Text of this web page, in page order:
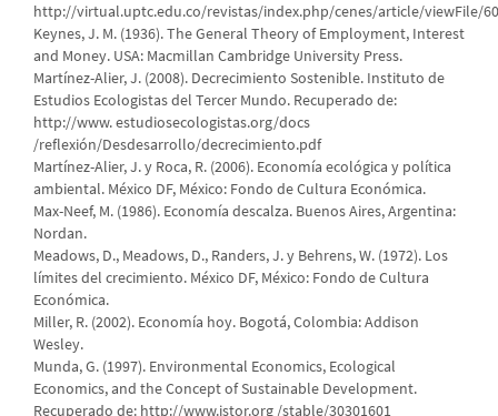
http://virtual.uptc.edu.co/revistas/index.php/cenes/article/viewFile/
Keynes, J. M. (1936). The General Theory of Employment, Interest
and Money. USA: Macmillan Cambridge University Press.
Martínez-Alier, J. (2008). Decrecimiento Sostenible. Instituto de
Estudios Ecologistas del Tercer Mundo. Recuperado de:
http://www. estudiosecologistas.org/docs
/reflexión/Desdesarrollo/decrecimiento.pdf
Martínez-Alier, J. y Roca, R. (2006). Economía ecológica y política
ambiental. México DF, México: Fondo de Cultura Económica.
Max-Neef, M. (1986). Economía descalza. Buenos Aires, Argentina:
Nordan.
Meadows, D., Meadows, D., Randers, J. y Behrens, W. (1972). Los
límites del crecimiento. México DF, México: Fondo de Cultura
Económica.
Miller, R. (2002). Economía hoy. Bogotá, Colombia: Addison
Wesley.
Munda, G. (1997). Environmental Economics, Ecological
Economics, and the Concept of Sustainable Development.
Recuperado de: http://www.jstor.org /stable/30301601